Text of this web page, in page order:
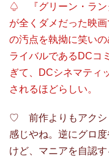
♤ 『グリーン・ラン
が全くダメだった映
の汚点を執拗に笑い
ライバルであるDCコ
ぎて、DCシネマティ
されるほどらしい。
♡ 前作よりもアクシ
感じやね。逆にグロ
けど、マニアを自認